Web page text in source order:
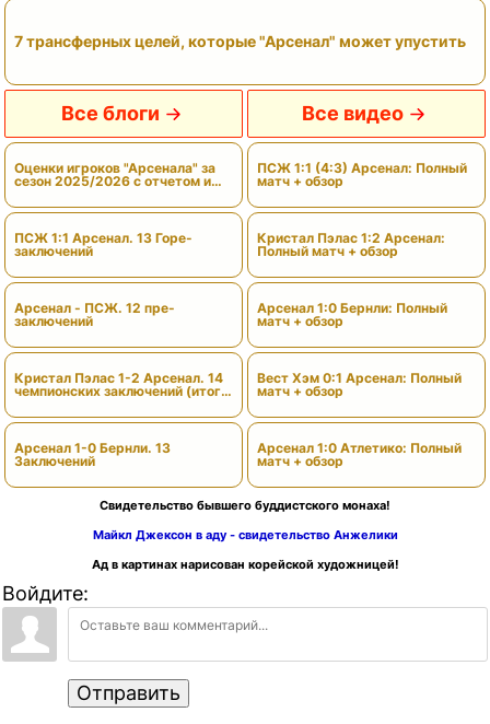
7 трансферных целей, которые "Арсенал" может упустить
Все блоги
Оценки игроков "Арсенала" за
сезон 2025/2026 с отчетом и
ПСЖ 1:1 Арсенал. 13 Горе-
заключений
Арсенал - ПСЖ. 12 пре-
заключений
Кристал Пэлас 1-2 Арсенал. 14
чемпионских заключений (итоги
Арсенал 1-0 Бернли. 13
Заключений
Все видео
ПСЖ 1:1 (4:3) Арсенал: Полный
матч + обзор
Кристал Пэлас 1:2 Арсенал:
Полный матч + обзор
Арсенал 1:0 Бернли: Полный
матч + обзор
Вест Хэм 0:1 Арсенал: Полный
матч + обзор
Арсенал 1:0 Атлетико: Полный
матч + обзор
Свидетельство бывшего буддистского монаха!
Майкл Джексон в аду - свидетельство Анжелики
Ад в картинах нарисован корейской художницей!
Войдите:
Отправить